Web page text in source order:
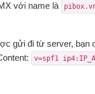
với name là
gửi đi từ server, bạn
v=spf1